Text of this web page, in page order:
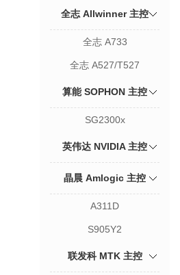
全志 Allwinner 主控
全志 A733
全志 A527/T527
算能 SOPHON 主控
SG2300x
英伟达 NVIDIA 主控
晶晨 Amlogic 主控
A311D
S905Y2
联发科 MTK 主控